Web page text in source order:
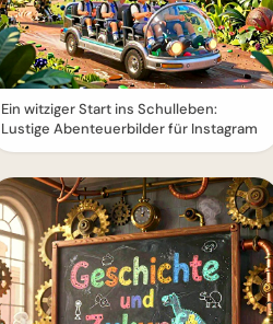
Ein witziger Start ins Schulleben:
Lustige Abenteuerbilder für Instagram